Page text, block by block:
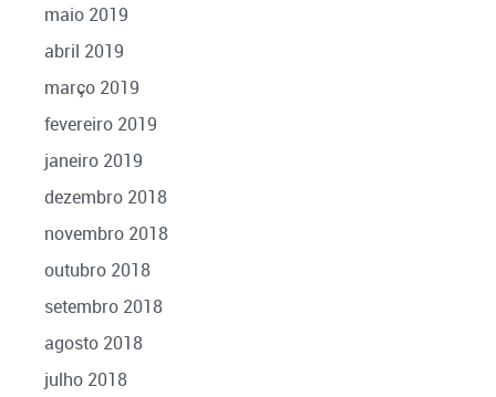
maio 2019
abril 2019
março 2019
fevereiro 2019
janeiro 2019
dezembro 2018
novembro 2018
outubro 2018
setembro 2018
agosto 2018
julho 2018